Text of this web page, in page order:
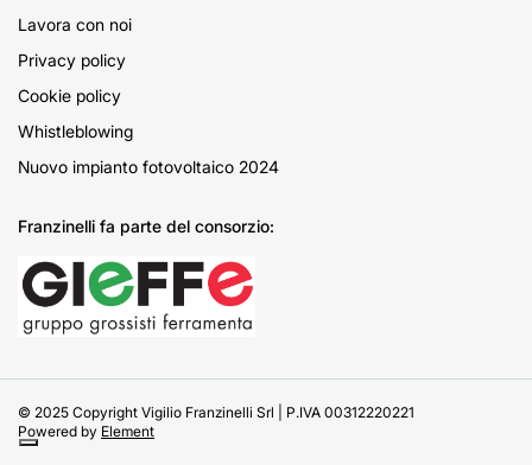
Lavora con noi
Privacy policy
Cookie policy
Whistleblowing
Nuovo impianto fotovoltaico 2024
Franzinelli fa parte del consorzio:
© 2025 Copyright Vigilio Franzinelli Srl | P.IVA 00312220221
Powered by Element